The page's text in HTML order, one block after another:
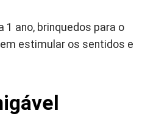
1 ano, brinquedos para o
estimular os sentidos e